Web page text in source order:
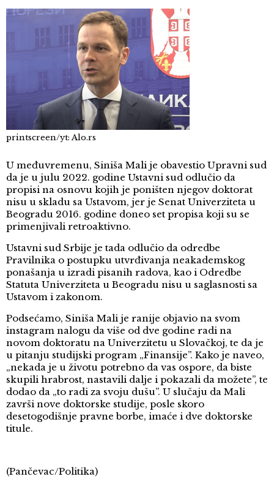
printscreen/yt: Alo.rs
U međuvremenu, Siniša Mali je obavestio Upravni sud
da je u julu 2022. godine Ustavni sud odlučio da
propisi na osnovu kojih je poništen njegov doktorat
nisu u skladu sa Ustavom, jer je Senat Univerziteta u
Beogradu 2016. godine doneo set propisa koji su se
primenjivali retroaktivno.
Ustavni sud Srbije je tada odlučio da odredbe
Pravilnika o postupku utvrđivanja neakademskog
ponašanja u izradi pisanih radova, kao i Odredbe
Statuta Univerziteta u Beogradu nisu u saglasnosti sa
Ustavom i zakonom.
Podsećamo, Siniša Mali je ranije objavio na svom
instagram nalogu da više od dve godine radi na
novom doktoratu na Univerzitetu u Slovačkoj, te da je
u pitanju studijski program „Finansije”. Kako je naveo,
„nekada je u životu potrebno da vas ospore, da biste
skupili hrabrost, nastavili dalje i pokazali da možete”, te
dodao da „to radi za svoju dušu”. U slučaju da Mali
završi nove doktorske studije, posle skoro
desetogodišnje pravne borbe, imaće i dve doktorske
titule.
(Pančevac/Politika)